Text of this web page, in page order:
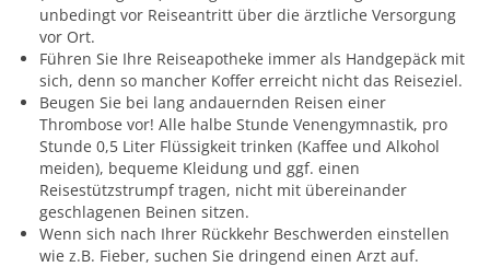
unbedingt vor Reiseantritt über die ärztliche Versorgung
vor Ort.
Führen Sie Ihre Reiseapotheke immer als Handgepäck mit
sich, denn so mancher Koffer erreicht nicht das Reiseziel.
Beugen Sie bei lang andauernden Reisen einer
Thrombose vor! Alle halbe Stunde Venengymnastik, pro
Stunde 0,5 Liter Flüssigkeit trinken (Kaffee und Alkohol
meiden), bequeme Kleidung und ggf. einen
Reisestützstrumpf tragen, nicht mit übereinander
geschlagenen Beinen sitzen.
Wenn sich nach Ihrer Rückkehr Beschwerden einstellen
wie z.B. Fieber, suchen Sie dringend einen Arzt auf.